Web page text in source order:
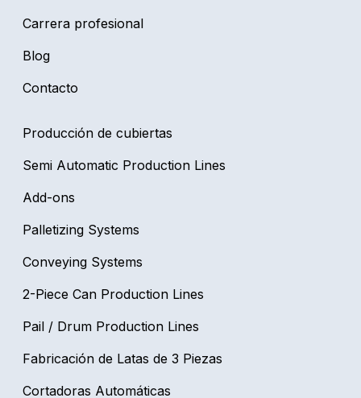
Carrera profesional
Blog
Contacto
Producción de cubiertas
Semi Automatic Production Lines
Add-ons
Palletizing Systems
Conveying Systems
2-Piece Can Production Lines
Pail / Drum Production Lines
Fabricación de Latas de 3 Piezas
Cortadoras Automáticas